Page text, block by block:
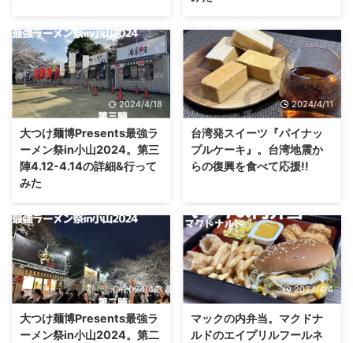
2024/4/18
大つけ麺博Presents最強ラ
ーメン祭in小山2024。第三
陣4.12-4.14の詳細&行って
みた
2024/4/11
台湾発スイーツ『パイナッ
プルケーキ』。台湾地震か
らの復興を食べて応援!!
2024/4/8
大つけ麺博Presents最強ラ
ーメン祭in小山2024。第二
2024/4/4
マックの内弁当。マクドナ
ルドのエイプリルフールネ